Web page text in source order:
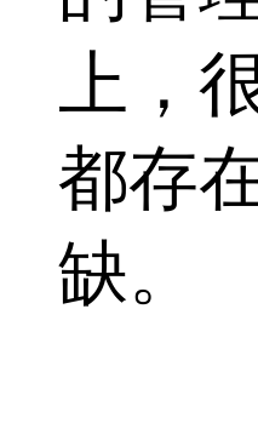
上，
都存
缺。